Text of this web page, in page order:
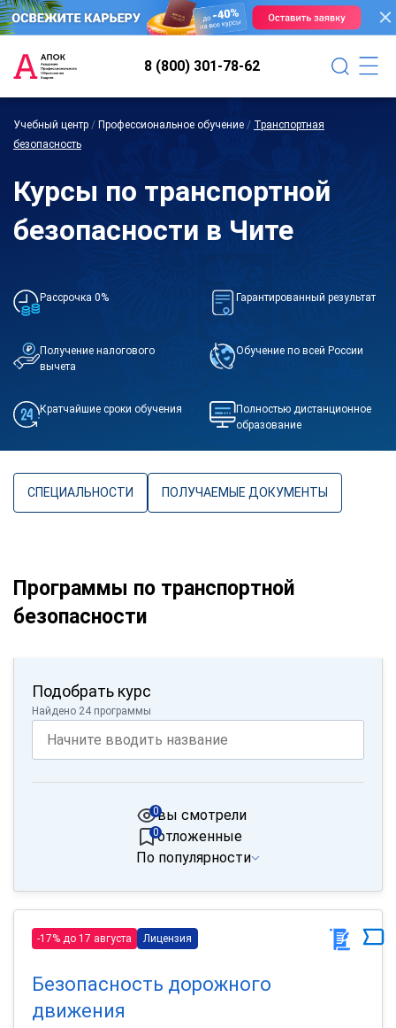
8 (800) 301-78-62
Учебный центр / Профессиональное обучение / Транспортная
безопасность
Курсы по транспортной
безопасности в Чите
Рассрочка 0% Гарантированный результат
Получение налогового
вычета
Обучение по всей России
Кратчайшие сроки обучения
Полностью дистанционное
образование
СПЕЦИАЛЬНОСТИ ПОЛУЧАЕМЫЕ ДОКУМЕНТЫ
Программы по транспортной
безопасности
Подобрать курс
Найдено 24 программы
вы смотрели
0
отложенные
0
По популярности
-17% до 17 августа Лицензия
Безопасность дорожного
движения